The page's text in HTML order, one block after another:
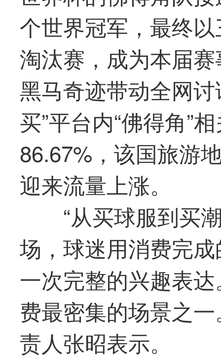
个世界冠军， 最终
淘汰赛，成为本届
黑马奇迹带动全网
买”平台内“佛得角”
86.67%，该国旅游
迎来流量上涨。
“从买球服到买
场，球迷用消费完
一次完整的兴趣表
费最密集的场景之一
责人张昭表示。